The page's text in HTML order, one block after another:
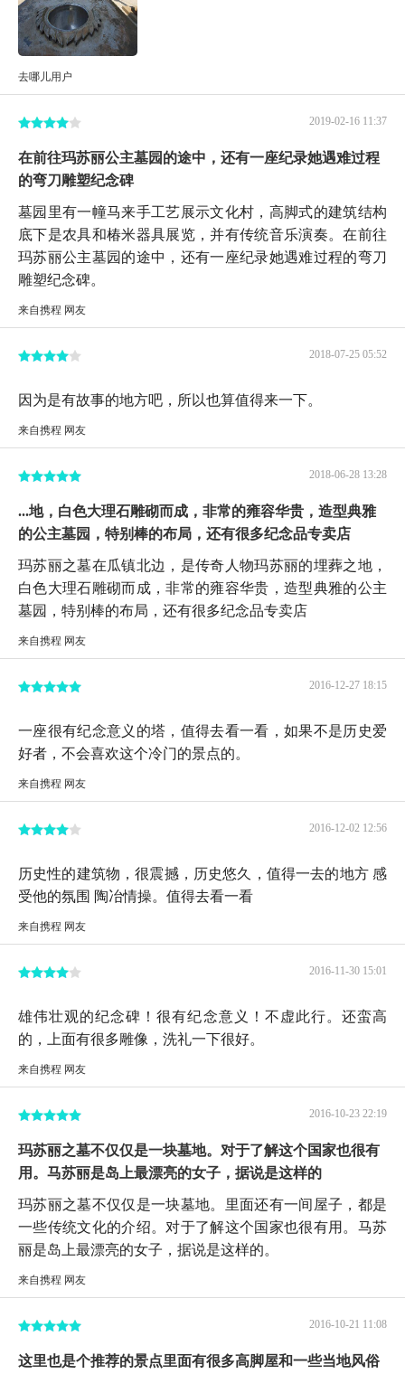
去哪儿用户
2019-02-16 11:37
在前往玛苏丽公主墓园的途中，还有一座纪录她遇难过程
的弯刀雕塑纪念碑
墓园里有一幢马来手工艺展示文化村，高脚式的建筑结构
底下是农具和椿米器具展览，并有传统音乐演奏。在前往
玛苏丽公主墓园的途中，还有一座纪录她遇难过程的弯刀
雕塑纪念碑。
来自携程 网友
2018-07-25 05:52
因为是有故事的地方吧，所以也算值得来一下。
来自携程 网友
2018-06-28 13:28
...地，白色大理石雕砌而成，非常的雍容华贵，造型典雅
的公主墓园，特别棒的布局，还有很多纪念品专卖店
玛苏丽之墓在瓜镇北边，是传奇人物玛苏丽的埋葬之地，
白色大理石雕砌而成，非常的雍容华贵，造型典雅的公主
墓园，特别棒的布局，还有很多纪念品专卖店
来自携程 网友
2016-12-27 18:15
一座很有纪念意义的塔，值得去看一看，如果不是历史爱
好者，不会喜欢这个冷门的景点的。
来自携程 网友
2016-12-02 12:56
历史性的建筑物，很震撼，历史悠久，值得一去的地方 感
受他的氛围 陶冶情操。值得去看一看
来自携程 网友
2016-11-30 15:01
雄伟壮观的纪念碑！很有纪念意义！不虚此行。还蛮高
的，上面有很多雕像，洗礼一下很好。
来自携程 网友
2016-10-23 22:19
玛苏丽之墓不仅仅是一块墓地。对于了解这个国家也很有
用。马苏丽是岛上最漂亮的女子，据说是这样的
玛苏丽之墓不仅仅是一块墓地。里面还有一间屋子，都是
一些传统文化的介绍。对于了解这个国家也很有用。马苏
丽是岛上最漂亮的女子，据说是这样的。
来自携程 网友
2016-10-21 11:08
这里也是个推荐的景点里面有很多高脚屋和一些当地风俗